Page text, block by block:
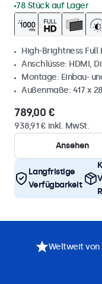
78 Stück auf Lager
High-Brightness Full
Anschlüsse: HDMI,
Montage: Einbau-
Außenmaße: 417 x
789,00 €
938,91 € inkl. MwSt.
Ansehen
Langfristige
Verfügbarkeit
Weltweit von